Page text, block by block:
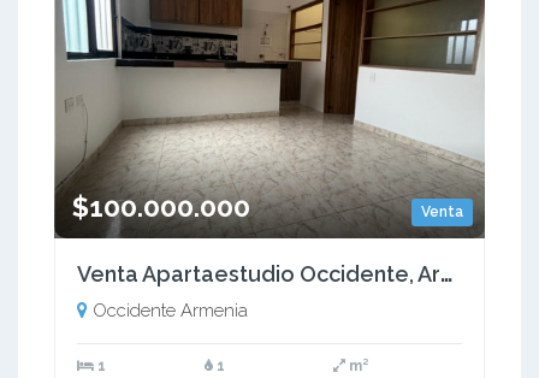
Venta
$100.000.000
Venta Apartaestudio Occidente, Armenia Quindío - Colombia COD: 9340625
Occidente Armenia
1 1 m²